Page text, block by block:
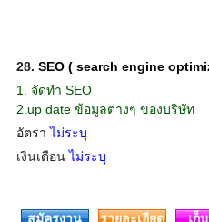
28. SEO ( search engine
1. จัดทำ SEO
2.up date ข้อมูลต่างๆ ของบริษัท
อัตราไม่ระบุ
เงินเดือนไม่ระบุ
สมัครงาน
รายละเอียด เก็